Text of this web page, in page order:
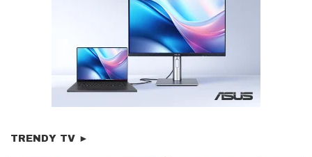
TRENDY TV ►